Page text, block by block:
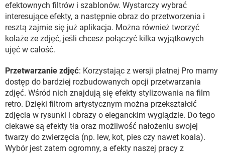
efektownych filtrów i szablonów. Wystarczy wybrać
interesujące efekty, a następnie obraz do przetworzenia i
resztą zajmie się już aplikacja. Można również tworzyć
kolaże ze zdjęć, jeśli chcesz połączyć kilka wyjątkowych
ujęć w całość.
Przetwarzanie zdjęć: Korzystając z wersji płatnej Pro mamy
dostęp do bardziej rozbudowanych opcji przetwarzania
zdjęć. Wśród nich znajdują się efekty stylizowania na film
retro. Dzięki filtrom artystycznym można przekształcić
zdjęcia w rysunki i obrazy o eleganckim wyglądzie. Do tego
ciekawe są efekty tła oraz możliwość nałożeniu swojej
twarzy do zwierzęcia (np. lew, kot, pies czy nawet koala).
Wybór jest zatem ogromny, a efekty naszej pracy z